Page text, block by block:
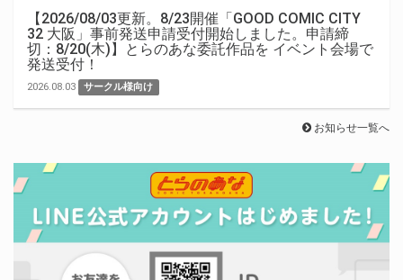
【2026/08/03更新。8/23開催「GOOD COMIC CITY
32 大阪」事前発送申請受付開始しました。申請締
切：8/20(木)】とらのあな委託作品を イベント会場で
発送受付！
2026.08.03 サークル様向け
お知らせ一覧へ